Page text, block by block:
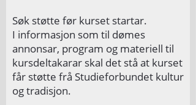
Søk støtte før kurset startar.
I informasjon som til dømes
annonsar, program og materiell til
kursdeltakarar skal det stå at kurset
får støtte frå Studieforbundet kultur
og tradisjon.